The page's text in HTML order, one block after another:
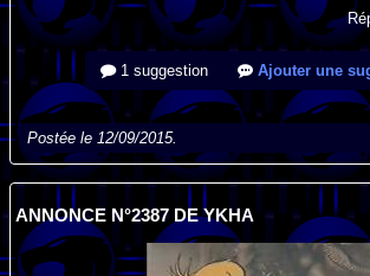
1 suggestion Ajouter une
Postée le 12/09/2015.
ANNONCE N°2387 DE YKHA